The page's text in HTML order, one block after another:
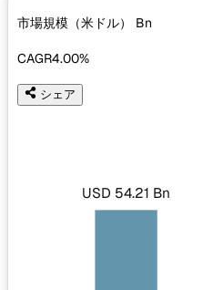
市場規模（米ドル） Bn
CAGR4.00%
シェア
USD 54.21 Bn